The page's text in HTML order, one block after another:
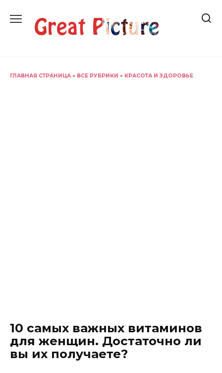
содержанию
ГЛАВНАЯ СТРАНИЦА » ВСЕ РУБРИКИ » КРАСОТА И ЗДОРОВЬЕ
10 самых важных витаминов
для женщин. Достаточно ли
вы их получаете?